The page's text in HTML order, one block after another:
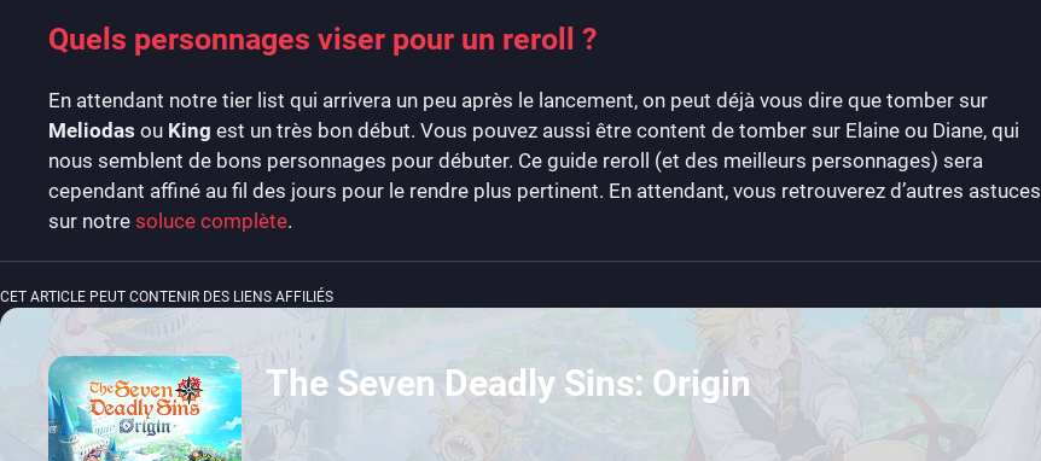
Quels personnages viser pour un reroll ?
En attendant notre tier list qui arrivera un peu après le lancement, on peut déjà vous dire que tomber sur
Meliodas ou King est un très bon début. Vous pouvez aussi être content de tomber sur Elaine ou Diane, qui
nous semblent de bons personnages pour débuter. Ce guide reroll (et des meilleurs personnages) sera
cependant affiné au fil des jours pour le rendre plus pertinent. En attendant, vous retrouverez d’autres astuces
sur notre soluce complète.
CET ARTICLE PEUT CONTENIR DES LIENS AFFILIÉS
The Seven Deadly Sins: Origin